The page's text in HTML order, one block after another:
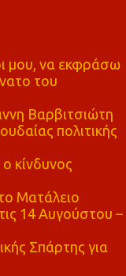
μου, να εκφράσω
του
Βαρβιτσιώτη
πολιτικής
κίνδυνος
Ματάλειο
14 Αυγούστου –
Σπάρτης για